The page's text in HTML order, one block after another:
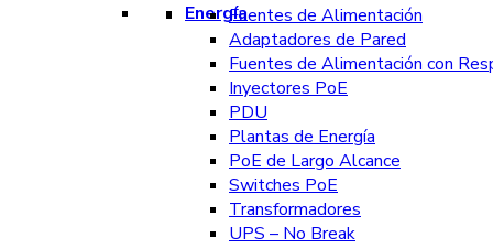
EnergíaFuentes de Alimentación
Adaptadores de Pared
Fuentes de Alimentación con
Inyectores PoE
PDU
Plantas de Energía
PoE de Largo Alcance
Switches PoE
Transformadores
UPS – No Break